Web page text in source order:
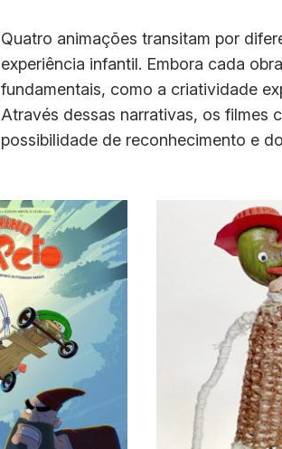
Quatro animações transitam por
experiência infantil. Embora cada
fundamentais, como a criatividade
Através dessas narrativas, os filmes
possibilidade de reconhecimento e